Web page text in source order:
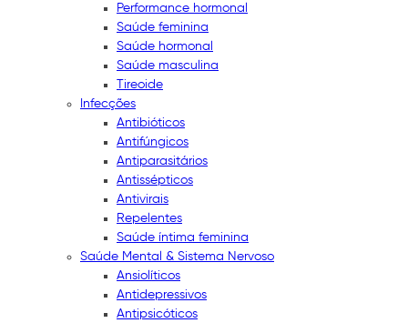
Performance hormonal
Saúde feminina
Saúde hormonal
Saúde masculina
Tireoide
Infecções
Antibióticos
Antifúngicos
Antiparasitários
Antissépticos
Antivirais
Repelentes
Saúde íntima feminina
Saúde Mental & Sistema Nervoso
Ansiolíticos
Antidepressivos
Antipsicóticos